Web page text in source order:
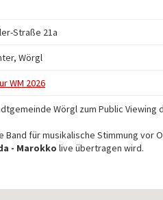
Straße 21a
Wörgl
WM 2026
Wörgl zum Public
Band für musikalische Stimmung vor
- Marokko live übertragen wird.